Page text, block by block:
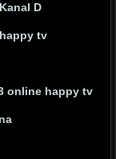
D
tv
online happy tv